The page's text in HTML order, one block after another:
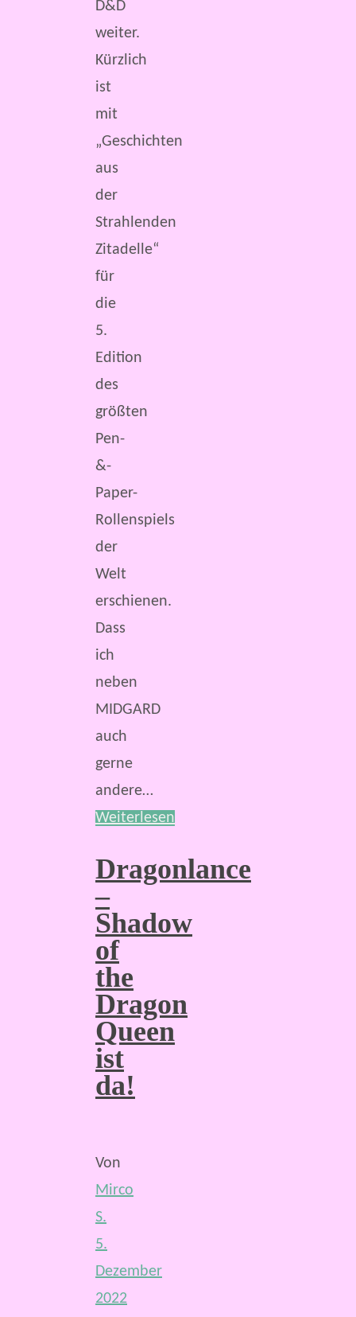
D&D
weiter.
Kürzlich
ist
mit
„Geschichten
aus
der
Strahlenden
Zitadelle“
für
die
5.
Edition
des
größten
Pen-
&-
Paper-
Rollenspiels
der
Welt
erschienen.
Dass
ich
neben
MIDGARD
auch
gerne
andere…
Weiterlesen
Dragonlance
–
Shadow
of
the
Dragon
Queen
ist
da!
Von
Mirco
S.
5.
Dezember
2022